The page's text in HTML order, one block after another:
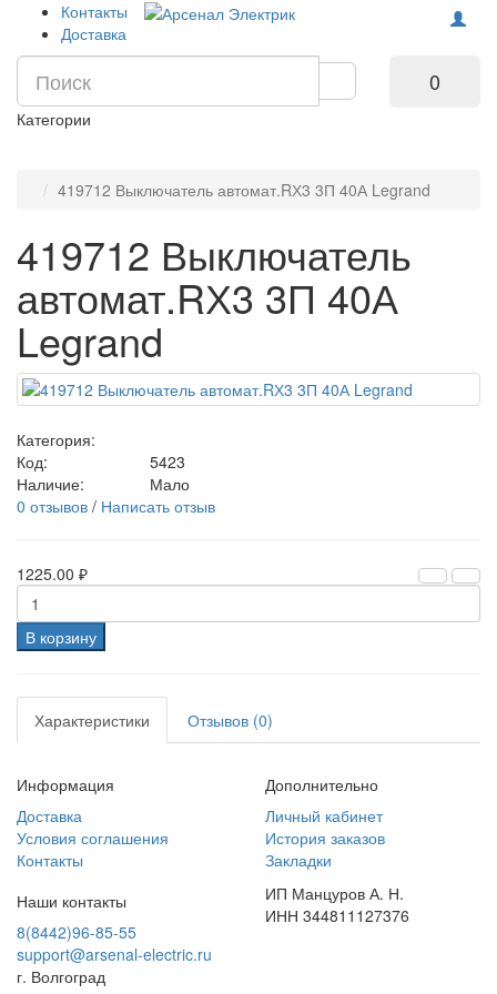
Контакты
Доставка
0
Категории
419712 Выключатель автомат.RХ3 3П 40А Legrand
419712 Выключатель
автомат.RХ3 3П 40А
Legrand
Категория:
Код:
5423
Наличие:
Мало
0 отзывов / Написать отзыв
1225.00 ₽
В корзину
Характеристики Отзывов (0)
Информация
Доставка
Условия соглашения
Контакты
Дополнительно
Личный кабинет
История заказов
Закладки
Наши контакты
8(8442)96-85-55
support@arsenal-electric.ru
г. Волгоград
ИП Манцуров А. Н.
ИНН 344811127376